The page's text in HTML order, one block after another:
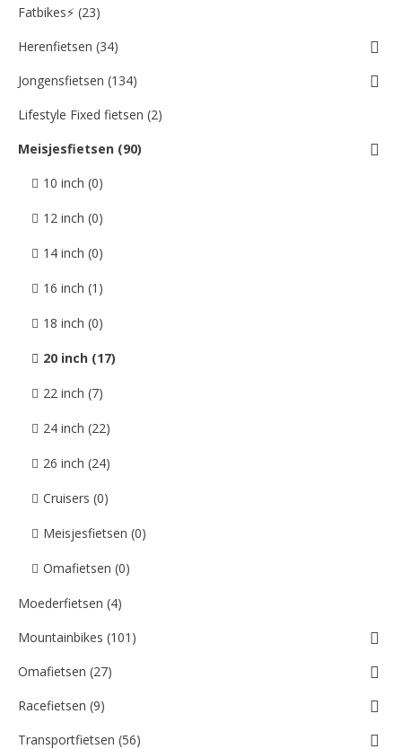
Fatbikes⚡ (23)
Herenfietsen (34)
Jongensfietsen (134)
Lifestyle Fixed fietsen (2)
Meisjesfietsen (90)
10 inch (0)
12 inch (0)
14 inch (0)
16 inch (1)
18 inch (0)
20 inch (17)
22 inch (7)
24 inch (22)
26 inch (24)
Cruisers (0)
Meisjesfietsen (0)
Omafietsen (0)
Moederfietsen (4)
Mountainbikes (101)
Omafietsen (27)
Racefietsen (9)
Transportfietsen (56)